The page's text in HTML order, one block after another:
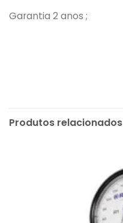
Garantia 2 anos ;
Produtos relacionados